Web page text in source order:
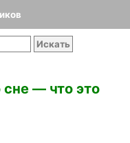
— что это